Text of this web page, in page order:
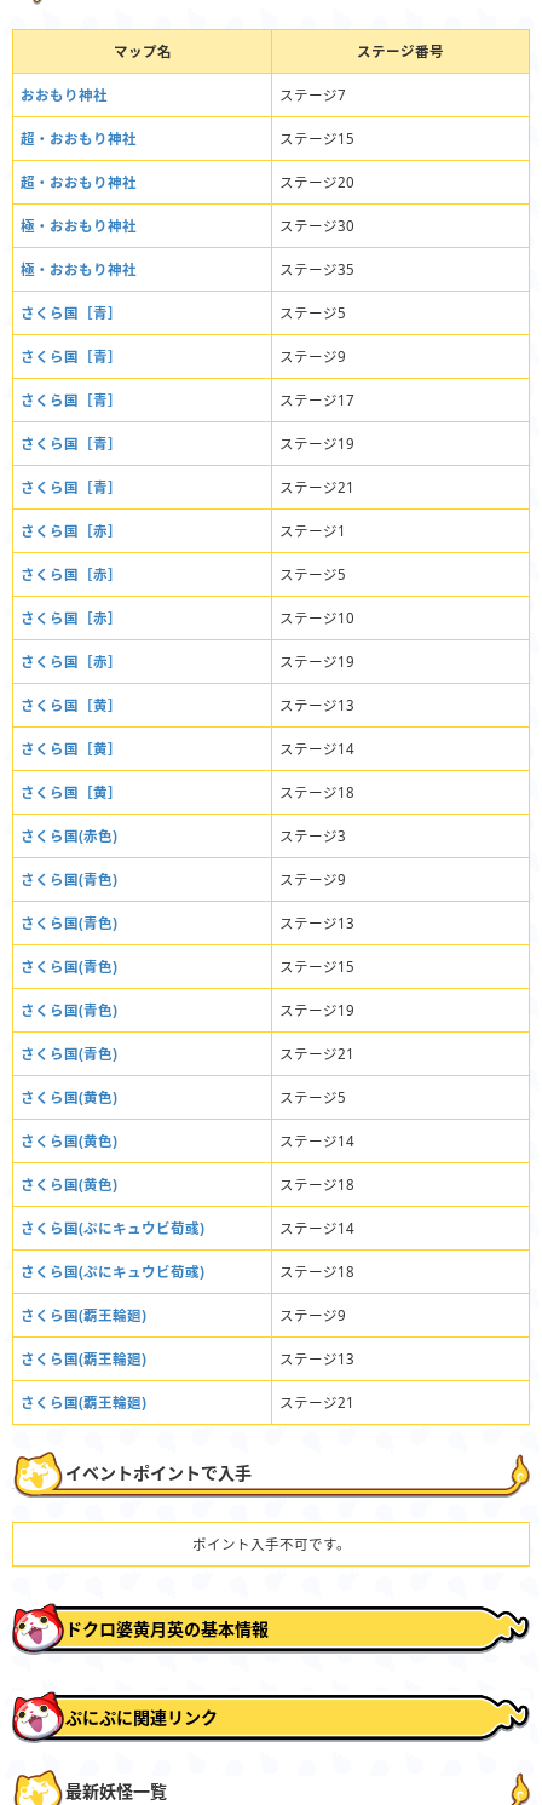
マップ名 ステージ番号
おおもり神社 ステージ7
超・おおもり神社 ステージ15
超・おおもり神社 ステージ20
極・おおもり神社 ステージ30
極・おおもり神社 ステージ35
さくら国［青］ ステージ5
さくら国［青］ ステージ9
さくら国［青］ ステージ17
さくら国［青］ ステージ19
さくら国［青］ ステージ21
さくら国［赤］ ステージ1
さくら国［赤］ ステージ5
さくら国［赤］ ステージ10
さくら国［赤］ ステージ19
さくら国［黄］ ステージ13
さくら国［黄］ ステージ14
さくら国［黄］ ステージ18
さくら国(赤色) ステージ3
さくら国(青色) ステージ9
さくら国(青色) ステージ13
さくら国(青色) ステージ15
さくら国(青色) ステージ19
さくら国(青色) ステージ21
さくら国(黄色) ステージ5
さくら国(黄色) ステージ14
さくら国(黄色) ステージ18
さくら国(ぷにキュウビ荀彧) ステージ14
さくら国(ぷにキュウビ荀彧) ステージ18
さくら国(覇王輪廻) ステージ9
さくら国(覇王輪廻) ステージ13
さくら国(覇王輪廻) ステージ21
イベントポイントで入手
ポイント入手不可です。
ドクロ婆黄月英の基本情報
ぷにぷに関連リンク
最新妖怪一覧